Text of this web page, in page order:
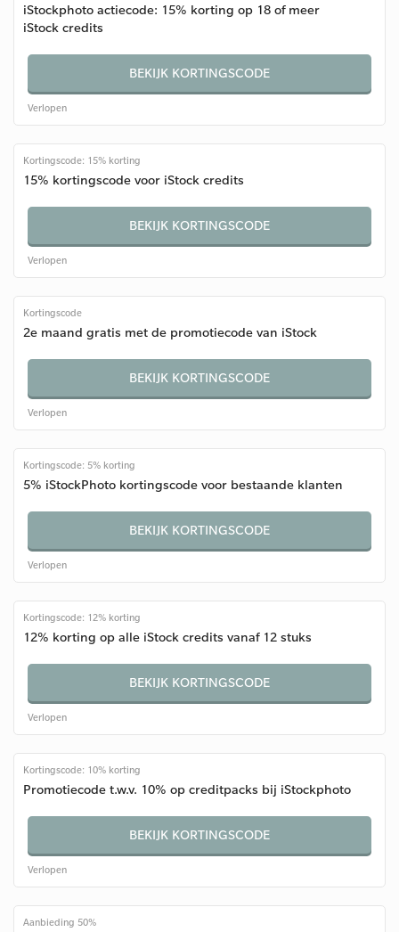
iStockphoto actiecode: 15% korting op 18 of meer
iStock credits
BEKIJK KORTINGSCODE
Verlopen
Kortingscode: 15% korting
15% kortingscode voor iStock credits
BEKIJK KORTINGSCODE
Verlopen
Kortingscode
2e maand gratis met de promotiecode van iStock
BEKIJK KORTINGSCODE
Verlopen
Kortingscode: 5% korting
5% iStockPhoto kortingscode voor bestaande klanten
BEKIJK KORTINGSCODE
Verlopen
Kortingscode: 12% korting
12% korting op alle iStock credits vanaf 12 stuks
BEKIJK KORTINGSCODE
Verlopen
Kortingscode: 10% korting
Promotiecode t.w.v. 10% op creditpacks bij iStockphoto
BEKIJK KORTINGSCODE
Verlopen
Aanbieding 50%